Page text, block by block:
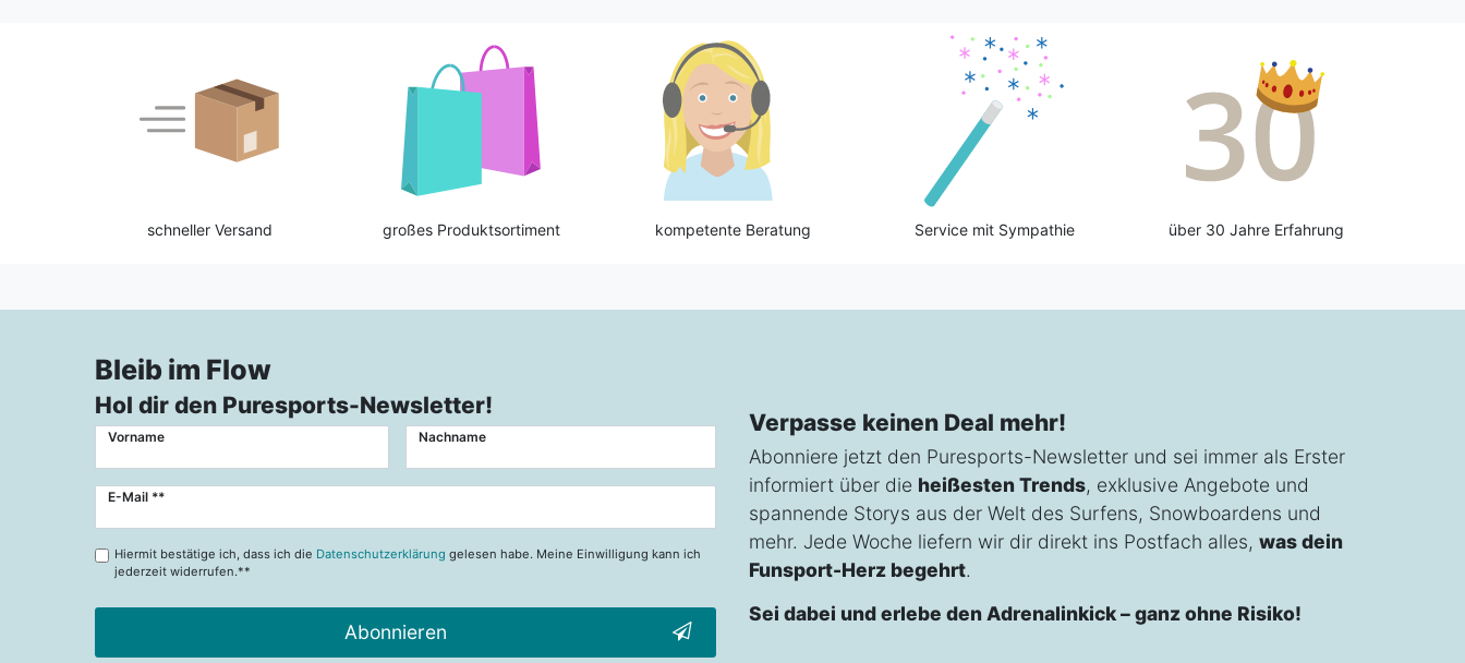
schneller Versand großes Produktsortiment kompetente Beratung Service mit Sympathie über 30 Jahre Erfahrung
Bleib im Flow
Hol dir den Puresports-Newsletter!
Vorname Nachname
E-Mail **
Newsletter
Hiermit bestätige ich, dass ich die Datenschutzerklärung gelesen habe. Meine Einwilligung kann ich
jederzeit widerrufen.**
Abonnieren
Verpasse keinen Deal mehr!
Abonniere jetzt den Puresports-Newsletter und sei immer als Erster
informiert über die heißesten Trends, exklusive Angebote und
spannende Storys aus der Welt des Surfens, Snowboardens und
mehr. Jede Woche liefern wir dir direkt ins Postfach alles, was dein
Funsport-Herz begehrt.
Sei dabei und erlebe den Adrenalinkick – ganz ohne Risiko!